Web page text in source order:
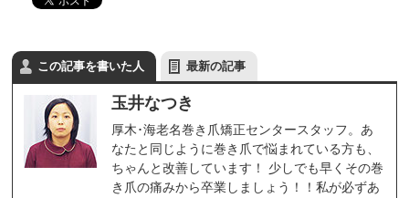
この記事を書いた人 最新の記事
玉井なつき
厚木･海老名巻き爪矯正センタースタッフ。あ
なたと同じように巻き爪で悩まれている方も、
ちゃんと改善しています！ 少しでも早くその巻
き爪の痛みから卒業しましょう！！私が必ずあ